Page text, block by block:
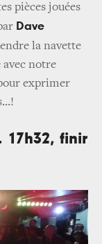
pièces jouées
Dave
la navette
avec notre
exprimer
17h32, finir